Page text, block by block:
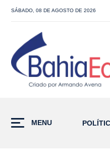
SÁBADO, 08 DE AGOSTO DE 2026
MENU